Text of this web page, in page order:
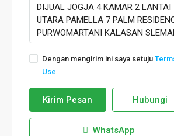
Dengan mengirim ini saya setuju
Use
Kirim Pesan Hubungi
WhatsApp